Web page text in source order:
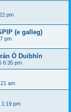
pm
(e galleg)
pm
Ó Duibhín
6:35 pm
am
1:19 pm